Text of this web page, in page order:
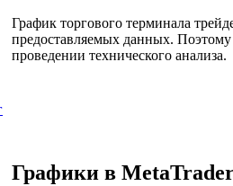
График торгового терминала
предоставляемых данных.
проведении технического анализа.
Графики в